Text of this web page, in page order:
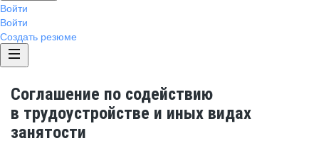
Войти
Войти
Создать резюме
Соглашение по содействию
в трудоустройстве и иных видах
занятости